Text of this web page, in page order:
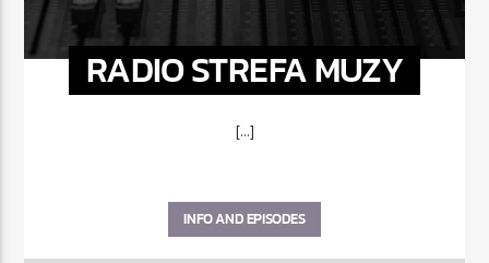
RADIO STREFA MUZY
[...]
INFO AND EPISODES